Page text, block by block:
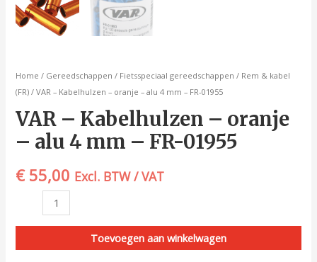
Home / Gereedschappen / Fietsspeciaal gereedschappen / Rem & kabel
(FR) / VAR – Kabelhulzen – oranje – alu 4 mm – FR-01955
VAR – Kabelhulzen – oranje
– alu 4 mm – FR-01955
€55,00 Excl. BTW / VAT
Toevoegen aan winkelwagen